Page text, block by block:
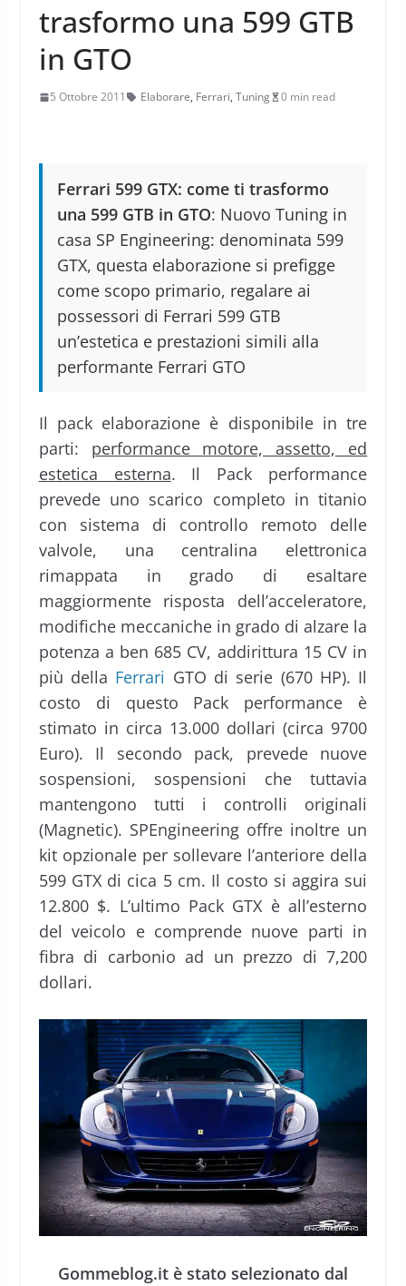
trasformo una 599 GTB
in GTO
5 Ottobre 2011 Elaborare, Ferrari, Tuning 0 min read
Ferrari 599 GTX: come ti trasformo
una 599 GTB in GTO: Nuovo Tuning in
casa SP Engineering: denominata 599
GTX, questa elaborazione si prefigge
come scopo primario, regalare ai
possessori di Ferrari 599 GTB
un’estetica e prestazioni simili alla
performante Ferrari GTO
Il pack elaborazione è disponibile in tre
parti: performance motore, assetto, ed
estetica esterna. Il Pack performance
prevede uno scarico completo in titanio
con sistema di controllo remoto delle
valvole, una centralina elettronica
rimappata in grado di esaltare
maggiormente risposta dell’acceleratore,
modifiche meccaniche in grado di alzare la
potenza a ben 685 CV, addirittura 15 CV in
più della Ferrari GTO di serie (670 HP). Il
costo di questo Pack performance è
stimato in circa 13.000 dollari (circa 9700
Euro). Il secondo pack, prevede nuove
sospensioni, sospensioni che tuttavia
mantengono tutti i controlli originali
(Magnetic). SPEngineering offre inoltre un
kit opzionale per sollevare l’anteriore della
599 GTX di cica 5 cm. Il costo si aggira sui
12.800 $. L’ultimo Pack GTX è all’esterno
del veicolo e comprende nuove parti in
fibra di carbonio ad un prezzo di 7,200
dollari.
Gommeblog.it è stato selezionato dal